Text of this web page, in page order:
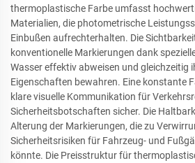
thermoplastische Farbe umfasst
Materialien, die photometrische
Einbußen aufrechterhalten. Die
konventionelle Markierungen dank
Wasser effektiv abweisen und gleichzeitig
Eigenschaften bewahren. Eine konstante
klare visuelle Kommunikation für
Sicherheitsbotschaften sicher. Die
Alterung der Markierungen, die zu
Sicherheitsrisiken für Fahrzeug- und
könnte. Die Preisstruktur für